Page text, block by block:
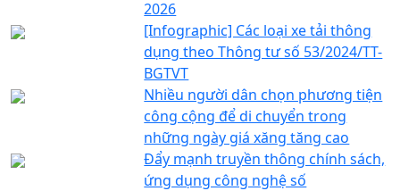
2026
[Infographic] Các loại xe tải thông
dụng theo Thông tư số 53/2024/TT-
BGTVT
Nhiều người dân chọn phương tiện
công cộng để di chuyển trong
những ngày giá xăng tăng cao
Đẩy mạnh truyền thông chính sách,
ứng dụng công nghệ số